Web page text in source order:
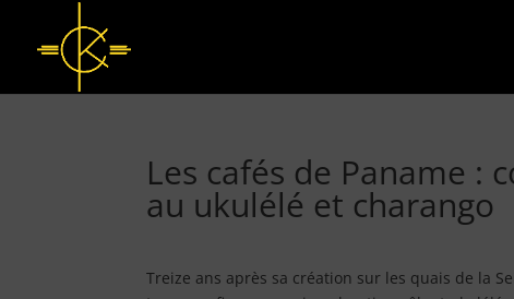
Les cafés de Paname :
au ukulélé et charango
Treize ans après sa création sur les quais de la